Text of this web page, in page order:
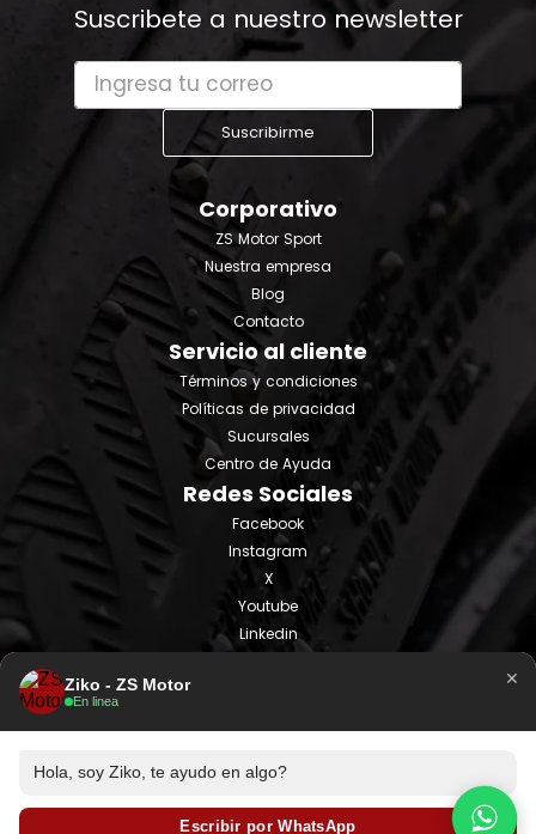
Suscribete a nuestro newsletter
Suscribirme
Corporativo
ZS Motor Sport
Nuestra empresa
Blog
Contacto
Servicio al cliente
Términos y condiciones
Políticas de privacidad
Sucursales
Centro de Ayuda
Redes Sociales
Facebook
Instagram
X
Youtube
Linkedin
Ziko - ZS Motor
En linea
×
Hola, soy Ziko, te ayudo en algo?
Escribir por WhatsApp